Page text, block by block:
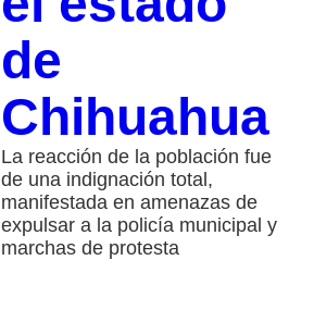
de
Chihuahua
La reacción de la población fue
de una indignación total,
manifestada en amenazas de
expulsar a la policía municipal y
marchas de protesta